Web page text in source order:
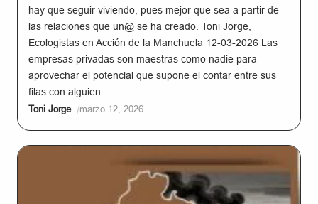
hay que seguir viviendo, pues mejor que sea a partir de
las relaciones que un@ se ha creado. Toni Jorge,
Ecologistas en Acción de la Manchuela 12-03-2026 Las
empresas privadas son maestras como nadie para
aprovechar el potencial que supone el contar entre sus
filas con alguien…
Toni Jorge /marzo 12, 2026